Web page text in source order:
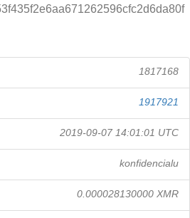
1817168
1917921
2019-09-07 14:01:01 UTC
konfidencialu
0.000028130000 XMR